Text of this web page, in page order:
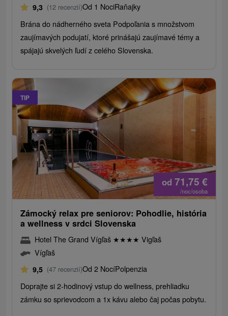
9,3 (12 recenzií)Od 1 NociRaňajky
Brána do nádherného sveta Podpoľania s množstvom
zaujímavých podujatí, ktoré prinášajú zaujímavé témy a
spájajú skvelých ľudí z celého Slovenska.
TIP
od 71,75 €
/noc/osoba
Zámocký relax pre seniorov: Pohodlie, história
a wellness v srdci Slovenska
Hotel The Grand Vígľaš ★★★★ Vigľaš
Vígľaš
9,5 (47 recenzií)Od 2 NocíPolpenzia
Doprajte si 2-hodinový vstup do wellness, prehliadku
zámku so sprievodcom a 1x kávu alebo čaj počas pobytu.